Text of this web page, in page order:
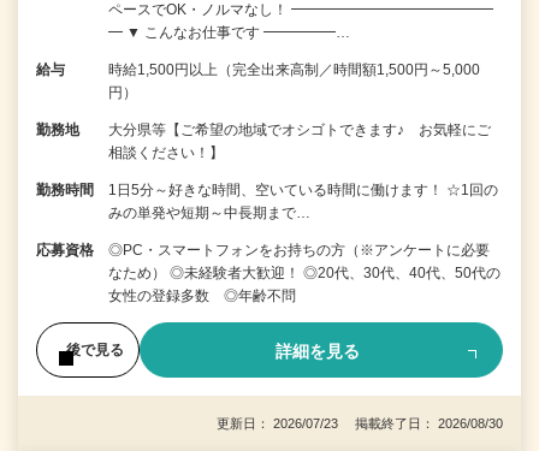
ペースでOK・ノルマなし！ ━━━━━━━━━━━━━━
━ ▼ こんなお仕事です ━━━━━…
給与
時給1,500円以上（完全出来高制／時間額1,500円～5,000
円）
勤務地
大分県等【ご希望の地域でオシゴトできます♪ お気軽にご
相談ください！】
勤務時間
1日5分～好きな時間、空いている時間に働けます！ ☆1回の
みの単発や短期～中長期まで…
応募資格
◎PC・スマートフォンをお持ちの方（※アンケートに必要
なため） ◎未経験者大歓迎！ ◎20代、30代、40代、50代の
女性の登録多数 ◎年齢不問
後で見る 詳細を見る
更新日： 2026/07/23 掲載終了日： 2026/08/30